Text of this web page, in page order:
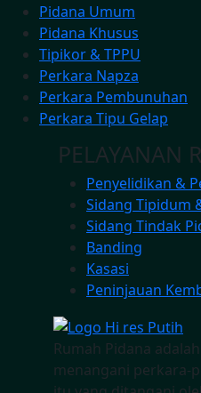
Pidana Umum
Pidana Khusus
Tipikor & TPPU
Perkara Napza
Perkara Pembunuhan
Perkara Tipu Gelap
PELAYANAN
Penyelidikan &
Sidang Tipidum
Sidang Tindak
Banding
Kasasi
Peninjauan
Rumah Pidana
menangani perkara-